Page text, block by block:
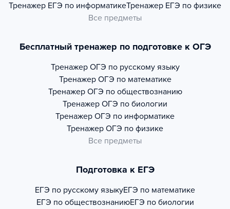
Тренажер ЕГЭ по информатикеТренажер ЕГЭ по физике
Все предметы
Бесплатный тренажер по подготовке к ОГЭ
Тренажер ОГЭ по русскому языку
Тренажер ОГЭ по математике
Тренажер ОГЭ по обществознанию
Тренажер ОГЭ по биологии
Тренажер ОГЭ по информатике
Тренажер ОГЭ по физике
Все предметы
Подготовка к ЕГЭ
ЕГЭ по русскому языкуЕГЭ по математике
ЕГЭ по обществознаниюЕГЭ по биологии